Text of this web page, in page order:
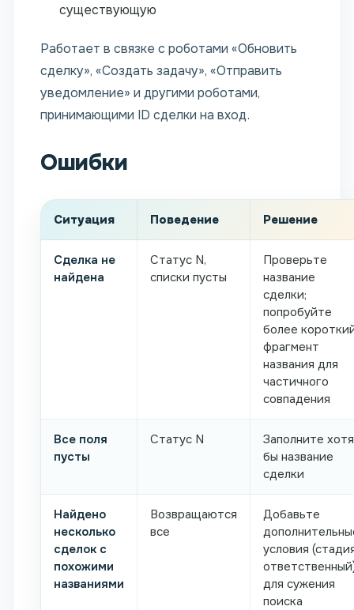
существующую
Работает в связке с роботами «Обновить
сделку», «Создать задачу», «Отправить
уведомление» и другими роботами,
принимающими ID сделки на вход.
Ошибки
Ситуация Поведение Решение
Сделка не
найдена
Статус N,
списки пусты
Проверьте
название
сделки;
попробуйте
более
фрагмент
названия для
частичного
совпадения
Все поля
пусты
Статус N
Заполните хотя
бы название
сделки
Найдено
несколько
сделок с
похожими
названиями
Возвращаются
все
Добавьте
условия
для сужения
поиска